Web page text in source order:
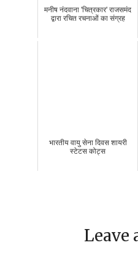
मनीष नंदवाना 'चित्रकार' राजसमंद
द्वारा रचित रचनाओं का संग्रह
भारतीय वायु सेना दिवस शायरी
स्टेटस कोट्स
Leave